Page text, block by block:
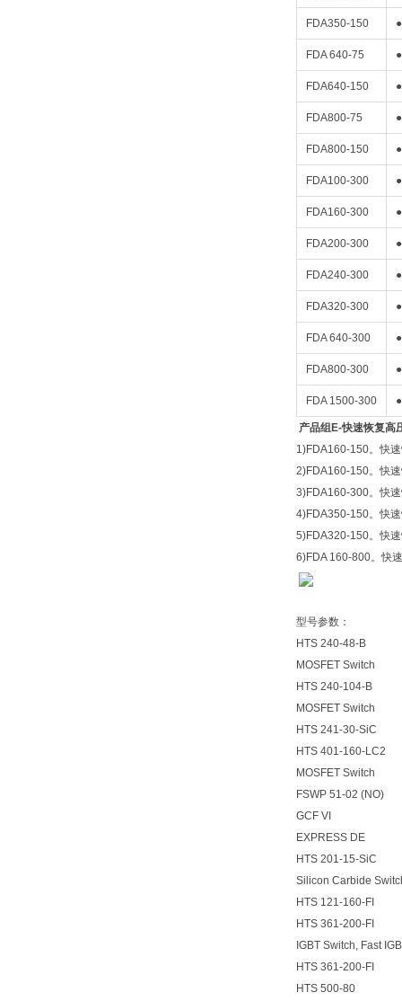
FDA350-150 ●
FDA 640-75 ●
FDA640-150 ●
FDA800-75 ●
FDA800-150 ●
FDA100-300 ●
FDA160-300 ●
FDA200-300 ●
FDA240-300 ●
FDA320-300 ●
FDA 640-300 ●
FDA800-300 ●
FDA 1500-300 ●
产品组E-快速恢复高
1)FDA160-150。快
2)FDA160-150。快
3)FDA160-300。快
4)FDA350-150。快
5)FDA320-150。快
6)FDA 160-800。快
型号参数：
HTS 240-48-B
MOSFET Switch
HTS 240-104-B
MOSFET Switch
HTS 241-30-SiC
HTS 401-160-LC2
MOSFET Switch
FSWP 51-02 (NO)
GCF VI
EXPRESS DE
HTS 201-15-SiC
Silicon Carbide
HTS 121-160-FI
HTS 361-200-FI
IGBT Switch, Fast
HTS 361-200-FI
HTS 500-80